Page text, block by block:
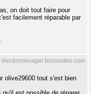
on doit tout faire pour
facilement réparable par
électroménager bricovideo.com
olive29600 tout s'est bien